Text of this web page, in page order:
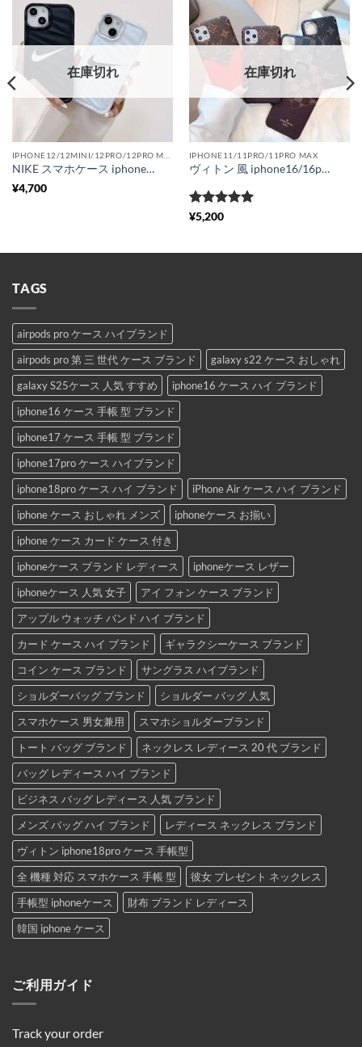
在庫切れ
NIKE スマホケース iphone15/15pro お揃い ナイキ パロディ アイフォン14pro max/13pro カバー 個性的 iphone12pro/12 ケース シンプル かっこいい
¥4,700
在庫切れ
IPHONE11/11PRO/11PRO MAX
ヴィトン 風 iphone16/16pro ケース ルイヴィトン iphone15pro/14plus ケース カード収納 可愛い iphone13/13pro ケース ブランド メンズ iphone12/11pro ケース ペア 大人
5段階中
¥5,200
TAGS
airpods pro ケース ハイブランド
airpods pro 第 三 世代 ケース ブランド
galaxy s22 ケース おしゃれ
galaxy S25ケース 人気 すすめ
iphone16 ケース ハイ ブランド
iphone16 ケース 手帳 型 ブランド
iphone17 ケース 手帳 型 ブランド
iphone17pro ケース ハイブランド
iphone18pro ケース ハイ ブランド
iPhone Air ケース ハイ ブランド
iphone ケース おしゃれ メンズ
iphoneケース お揃い
iphone ケース カード ケース 付き
iphoneケース ブランド レディース
iphoneケース レザー
iphoneケース 人気 女子
アイ フォン ケース ブランド
アップル ウォッチ バンド ハイ ブランド
カード ケース ハイ ブランド
ギャラクシーケース ブランド
コイン ケース ブランド
サングラス ハイブランド
ショルダーバッグ ブランド
ショルダー バッグ 人気
スマホケース 男女兼用
スマホショルダーブランド
トート バッグ ブランド
ネックレス レディース 20 代 ブランド
バッグ レディース ハイ ブランド
ビジネス バッグ レディース 人気 ブランド
メンズ バッグ ハイ ブランド
レディース ネックレス ブランド
ヴィトン iphone18pro ケース 手帳型
全 機種 対応 スマホケース 手帳 型
彼女 プレゼント ネックレス
手帳型 iphoneケース
財布 ブランド レディース
韓国 iphone ケース
ご利用ガイド
Track your order